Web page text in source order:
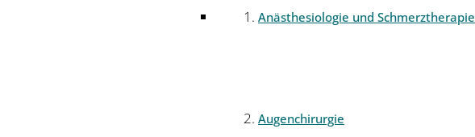
Anästhesiologie und Schmerztherapie
Augenchirurgie